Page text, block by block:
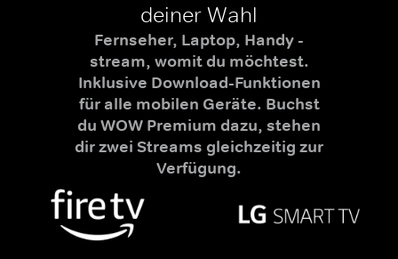
deiner Wahl
Fernseher, Laptop, Handy -
stream, womit du möchtest.
Inklusive Download-Funktionen
für alle mobilen Geräte. Buchst
du WOW Premium dazu, stehen
dir zwei Streams gleichzeitig zur
Verfügung.